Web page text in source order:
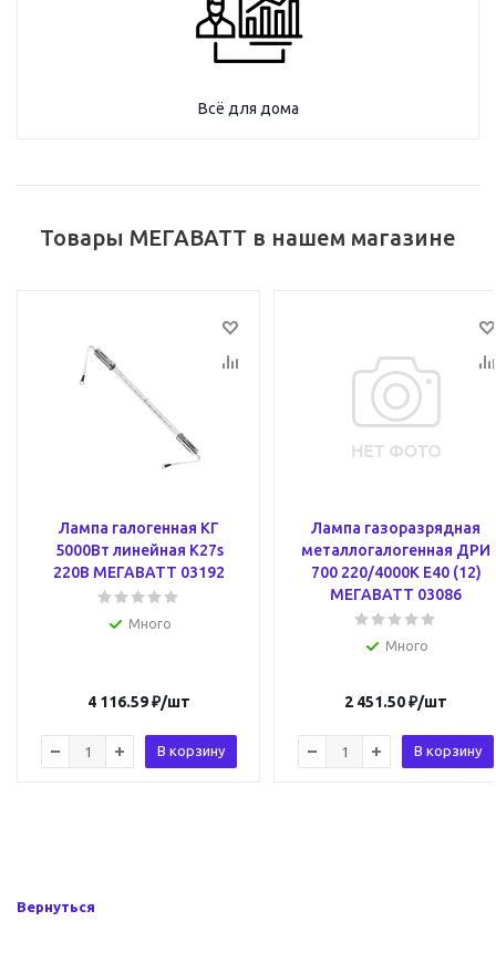
Всё для дома
Товары МЕГАВАТТ в нашем магазине
Лампа галогенная КГ
5000Вт линейная K27s
220В МЕГАВАТТ 03192
Много
4 116.59₽/шт
В корзину
Лампа газоразрядная
металлогалогенная ДРИ
700 220/4000К E40 (12)
МЕГАВАТТ 03086
Много
2 451.50₽/шт
В корзину
Вернуться